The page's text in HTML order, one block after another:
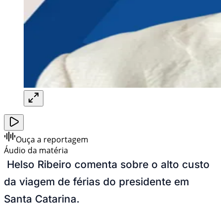
Ouça a reportagem
Áudio da matéria
Helso Ribeiro comenta sobre o alto custo
da viagem de férias do presidente em
Santa Catarina.